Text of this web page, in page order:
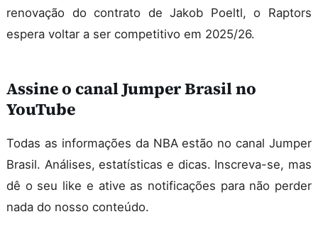
renovação do contrato de Jakob Poeltl, o Raptors
espera voltar a ser competitivo em 2025/26.
Assine o canal Jumper Brasil no
YouTube
Todas as informações da NBA estão no canal Jumper
Brasil. Análises, estatísticas e dicas. Inscreva-se, mas
dê o seu like e ative as notificações para não perder
nada do nosso conteúdo.